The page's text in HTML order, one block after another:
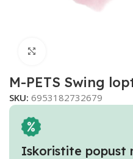
M-PETS Swing
SKU: 6953182732679
Iskoristite popust